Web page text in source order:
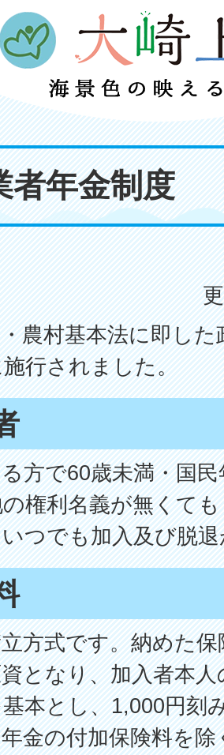
者年金制度
農村基本法に即し
行されました。
方で60歳未満・国
権利名義が無くて
つでも加入及び脱
方式です。納めた
となり、加入者本
本とし、1,000円刻
金の付加保険料を